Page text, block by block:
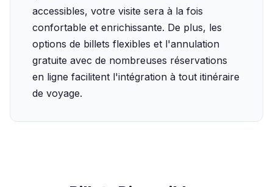
accessibles, votre visite sera à la fois
confortable et enrichissante. De plus, les
options de billets flexibles et l'annulation
gratuite avec de nombreuses réservations
en ligne facilitent l'intégration à tout itinéraire
de voyage.